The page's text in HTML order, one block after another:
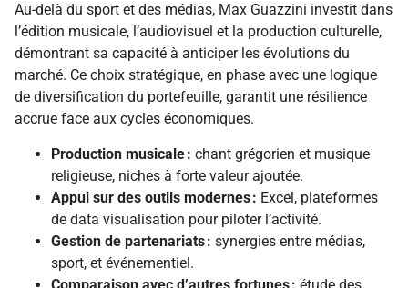
Au-delà du sport et des médias, Max Guazzini investit dans
l’édition musicale, l’audiovisuel et la production culturelle,
démontrant sa capacité à anticiper les évolutions du
marché. Ce choix stratégique, en phase avec une logique
de diversification du portefeuille, garantit une résilience
accrue face aux cycles économiques.
Production musicale : chant grégorien et musique
religieuse, niches à forte valeur ajoutée.
Appui sur des outils modernes : Excel, plateformes
de data visualisation pour piloter l’activité.
Gestion de partenariats : synergies entre médias,
sport, et événementiel.
Comparaison avec d’autres fortunes : étude des